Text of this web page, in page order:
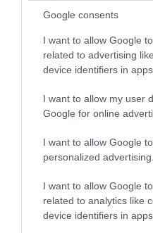
Google consents
I want to allow Google
related to advertising
device identifiers in apps.
I want to allow my user
Google for online
I want to allow Google
personalized advertising.
I want to allow Google
related to analytics like
device identifiers in apps.
ΕΛΣΤΑΤ: Μειώθηκαν
Ιούλιο
Το διάστημα Ιανουαρίου-
πτώση σε ποσοστό 3%